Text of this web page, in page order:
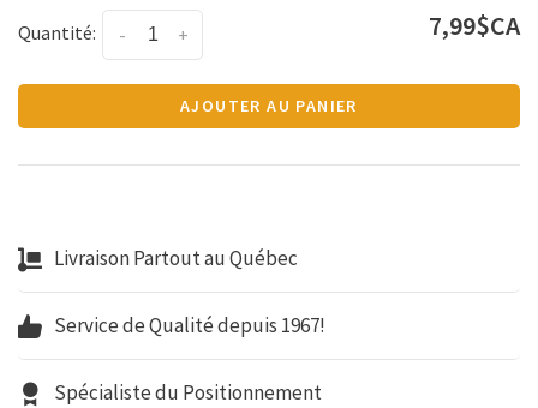
Quantité: +
- 7,99$CA
AJOUTER AU PANIER
Livraison Partout au Québec
Service de Qualité depuis 1967!
Spécialiste du Positionnement